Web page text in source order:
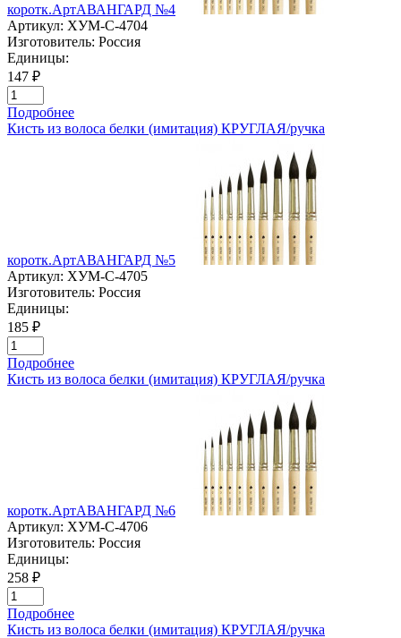
коротк.АртАВАНГАРД №4
Артикул: ХУМ-C-4704
Изготовитель: Россия
Единицы:
147 ₽
Подробнее
Кисть из волоса белки (имитация) КРУГЛАЯ/ручка
коротк.АртАВАНГАРД №5
Артикул: ХУМ-C-4705
Изготовитель: Россия
Единицы:
185 ₽
Подробнее
Кисть из волоса белки (имитация) КРУГЛАЯ/ручка
коротк.АртАВАНГАРД №6
Артикул: ХУМ-C-4706
Изготовитель: Россия
Единицы:
258 ₽
Подробнее
Кисть из волоса белки (имитация) КРУГЛАЯ/ручка